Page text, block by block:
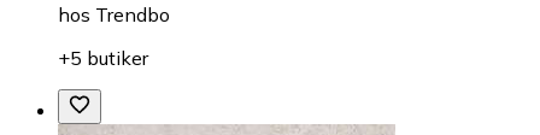
hos Trendbo
+5 butiker